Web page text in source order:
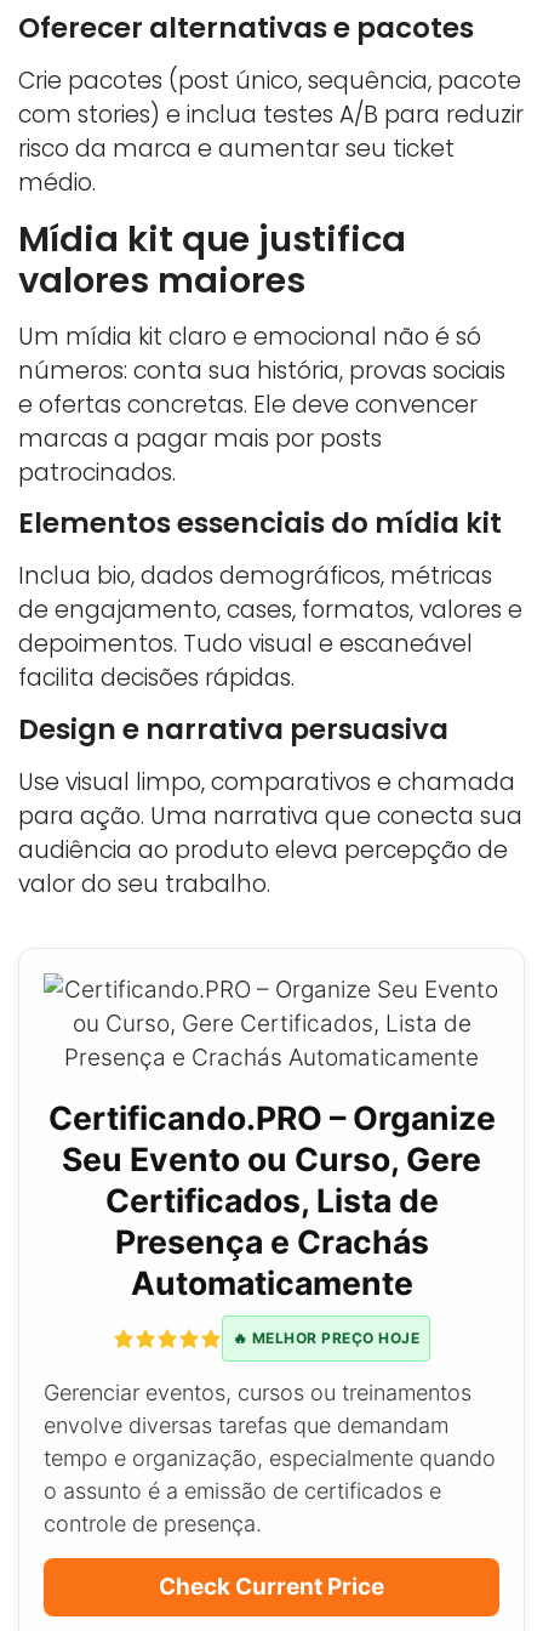
Oferecer alternativas e pacotes
Crie pacotes (post único, sequência, pacote
com stories) e inclua testes A/B para reduzir
risco da marca e aumentar seu ticket
médio.
Mídia kit que justifica
valores maiores
Um mídia kit claro e emocional não é só
números: conta sua história, provas sociais
e ofertas concretas. Ele deve convencer
marcas a pagar mais por posts
patrocinados.
Elementos essenciais do mídia kit
Inclua bio, dados demográficos, métricas
de engajamento, cases, formatos, valores e
depoimentos. Tudo visual e escaneável
facilita decisões rápidas.
Design e narrativa persuasiva
Use visual limpo, comparativos e chamada
para ação. Uma narrativa que conecta sua
audiência ao produto eleva percepção de
valor do seu trabalho.
Certificando.PRO – Organize
Seu Evento ou Curso, Gere
Certificados, Lista de
Presença e Crachás
Automaticamente
🔥 MELHOR PREÇO HOJE
Gerenciar eventos, cursos ou treinamentos
envolve diversas tarefas que demandam
tempo e organização, especialmente quando
o assunto é a emissão de certificados e
controle de presença.
Check Current Price